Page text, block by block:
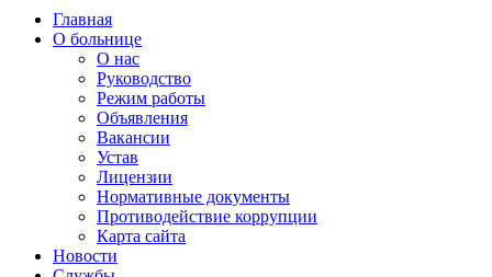
Главная
О больнице
О нас
Руководство
Режим работы
Объявления
Вакансии
Устав
Лицензии
Нормативные документы
Противодействие коррупции
Карта сайта
Новости